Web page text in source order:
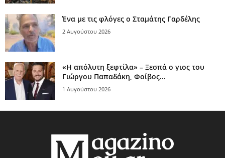
Ένα με τις φλόγες ο Σταμάτης Γαρδέλης
2 Αυγούστου 2026
«Η απόλυτη ξεφτίλα» – Ξεσπά ο γιος του
Γιώργου Παπαδάκη, Φοίβος...
1 Αυγούστου 2026